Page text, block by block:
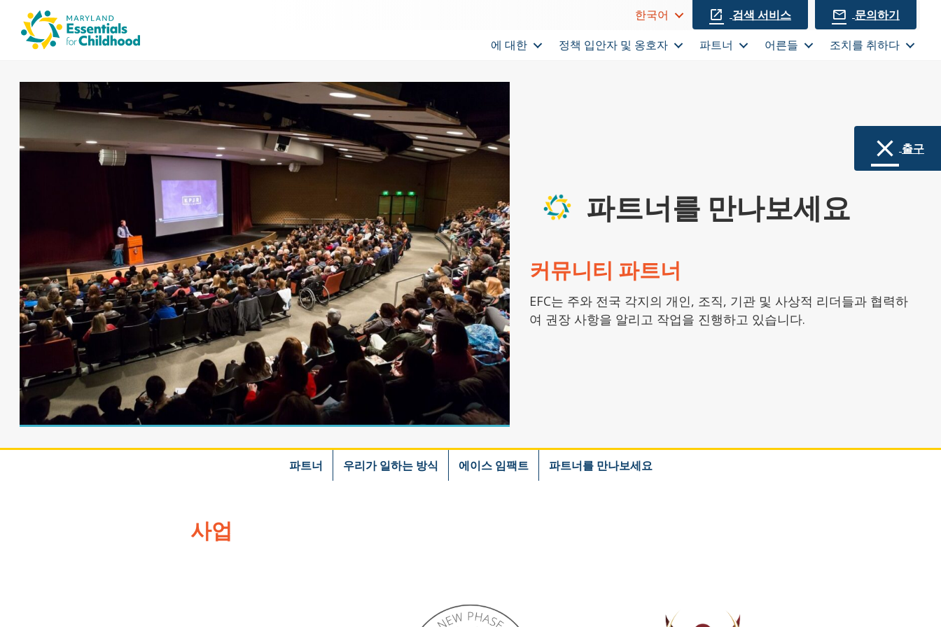
한국어 검색 서비스
문의하기
에 대한
정책 입안자 및 옹호자 파트너 어른들 조치를 취하다
파트너를 만나보세요
커뮤니티 파트너
EFC는 주와 전국 각지의 개인, 조직, 기관 및 사상적 리더들과 협력하
여 권장 사항을 알리고 작업을 진행하고 있습니다.
파트너 우리가 일하는 방식 에이스 임팩트 파트너를 만나보세요
사업
출구